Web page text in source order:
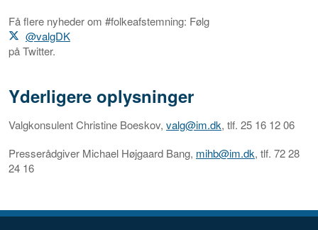
Få flere nyheder om #folkeafstemning: Følg
@valgDK
på Twitter.
Yderligere oplysninger
Valgkonsulent Christine Boeskov, valg@im.dk, tlf. 25 16 12 06
Presserådgiver Michael Højgaard Bang, mihb@im.dk, tlf. 72 28
24 16